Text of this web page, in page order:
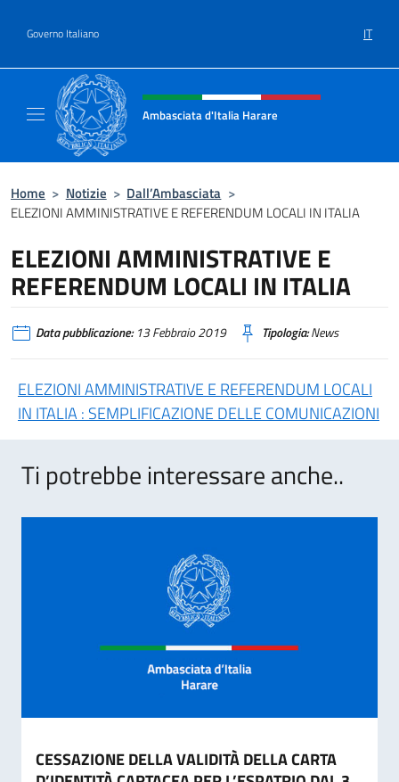
Governo Italiano IT
Intestazione sito, social e menù
Ambasciata d'Italia Harare
Home > Notizie > Dall’Ambasciata >
ELEZIONI AMMINISTRATIVE E REFERENDUM LOCALI IN ITALIA
ELEZIONI AMMINISTRATIVE E
REFERENDUM LOCALI IN ITALIA
Data pubblicazione:13 Febbraio 2019 Tipologia:News
ELEZIONI AMMINISTRATIVE E REFERENDUM LOCALI
IN ITALIA : SEMPLIFICAZIONE DELLE COMUNICAZIONI
Ti potrebbe interessare anche..
CESSAZIONE DELLA VALIDITÀ DELLA CARTA